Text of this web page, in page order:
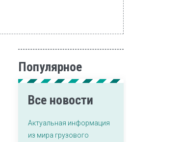
Популярное
Все новости
Актуальная информация
из мира грузового